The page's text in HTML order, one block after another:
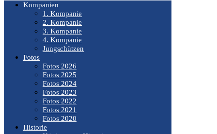
Kompanien
1. Kompanie
2. Kompanie
3. Kompanie
4. Kompanie
Jungschützen
Fotos
Fotos 2026
Fotos 2025
Fotos 2024
Fotos 2023
Fotos 2022
Fotos 2021
Fotos 2020
Historie